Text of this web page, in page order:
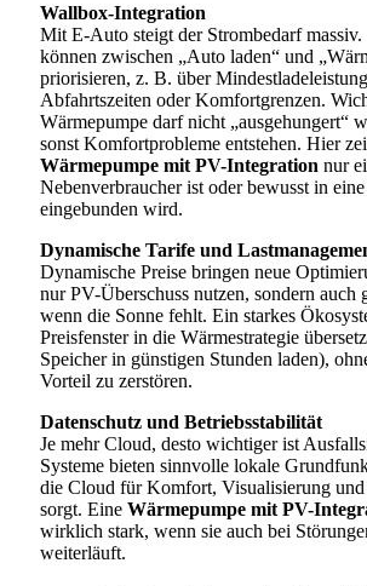
Wallbox-Integration
Mit E-Auto steigt der Strombedarf massiv.
können zwischen „Auto laden“ und
priorisieren, z. B. über
Abfahrtszeiten oder Komfortgrenzen.
Wärmepumpe darf nicht „ausgehungert“
sonst Komfortprobleme entstehen. Hier
Wärmepumpe mit PV-Integration nur
Nebenverbraucher ist oder bewusst in
eingebunden wird.
Dynamische Tarife und
Dynamische Preise bringen neue
nur PV-Überschuss nutzen, sondern auch
wenn die Sonne fehlt. Ein starkes
Preisfenster in die Wärmestrategie
Speicher in günstigen Stunden laden),
Vorteil zu zerstören.
Datenschutz und Betriebsstabilität
Je mehr Cloud, desto wichtiger ist
Systeme bieten sinnvolle lokale
die Cloud für Komfort, Visualisierung
sorgt. Eine Wärmepumpe mit PV-
wirklich stark, wenn sie auch bei
weiterläuft.